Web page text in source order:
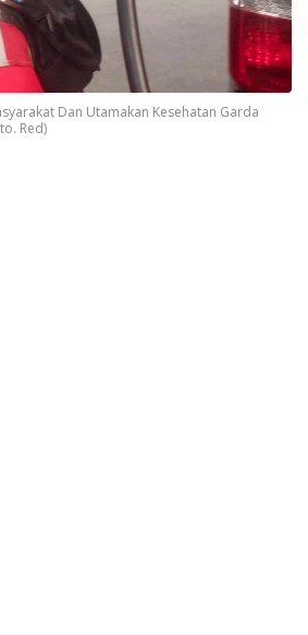
Dan Utamakan Kesehatan Garda
Red)